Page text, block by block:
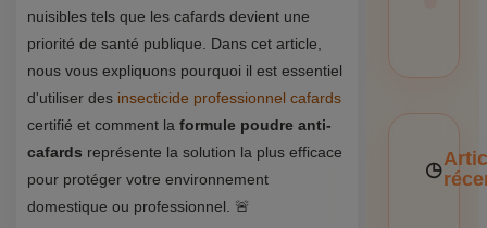
nuisibles tels que les cafards devient une
priorité de santé publique. Dans cet article,
nous vous expliquons pourquoi il est essentiel
d'utiliser des insecticide professionnel cafards
certifié et comment la formule poudre anti-
cafards représente la solution la plus efficace
pour protéger votre environnement
domestique ou professionnel. 🚨